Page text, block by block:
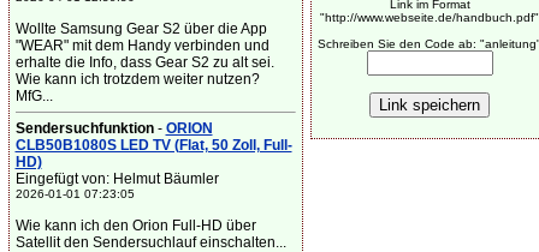
Wollte Samsung Gear S2 über die App
"WEAR" mit dem Handy verbinden und
erhalte die Info, dass Gear S2 zu alt sei.
Wie kann ich trotzdem weiter nutzen?
MfG...
Sendersuchfunktion- ORION
CLB50B1080S LED TV (Flat, 50 Zoll, Full-
HD)
Eingefügt von: Helmut Bäumler
2026-01-01 07:23:05
Wie kann ich den Orion Full-HD über
Satellit den Sendersuchlauf einschalten...
Link im Format
"http://www.webseite.de/handbuch.pdf"
Schreiben Sie den Code ab: